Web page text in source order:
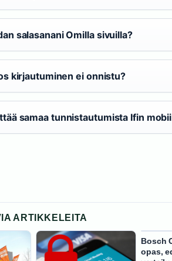
salasanani Omilla sivuilla?
kirjautuminen ei onnistu?
samaa tunnistautumista Ifin
ARTIKKELEITA
Bosch
opas,